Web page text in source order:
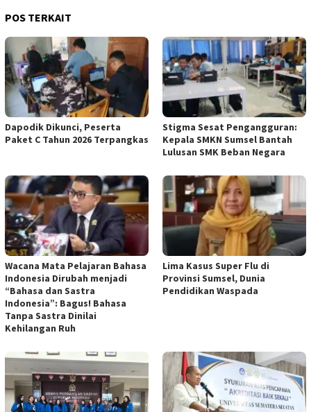
POS TERKAIT
Dapodik Dikunci, Peserta
Paket C Tahun 2026 Terpangkas
Stigma Sesat Pengangguran:
Kepala SMKN Sumsel Bantah
Lulusan SMK Beban Negara
Wacana Mata Pelajaran Bahasa
Indonesia Dirubah menjadi
“Bahasa dan Sastra
Indonesia”: Bagus! Bahasa
Tanpa Sastra Dinilai
Kehilangan Ruh
Lima Kasus Super Flu di
Provinsi Sumsel, Dunia
Pendidikan Waspada